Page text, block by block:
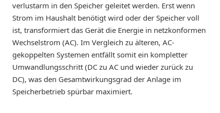
verlustarm in den Speicher geleitet werden. Erst wenn
Strom im Haushalt benötigt wird oder der Speicher voll
ist, transformiert das Gerät die Energie in netzkonformen
Wechselstrom (AC). Im Vergleich zu älteren, AC-
gekoppelten Systemen entfällt somit ein kompletter
Umwandlungsschritt (DC zu AC und wieder zurück zu
DC), was den Gesamtwirkungsgrad der Anlage im
Speicherbetrieb spürbar maximiert.